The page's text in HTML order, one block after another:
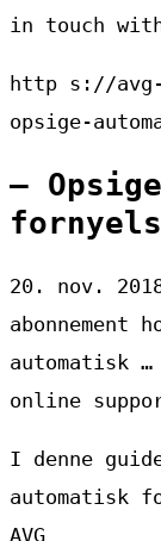
in touch
http s://
opsige-
–
20. nov.
abonnement
automatisk
online
I denne
automatisk
AVG